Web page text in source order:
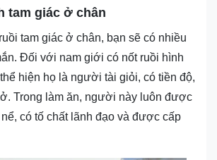
tam giác ở chân
tam giác ở chân, bạn sẽ có nhiều
Đối với nam giới có nốt ruồi hình
hiện họ là người tài giỏi, có tiền độ,
Trong làm ăn, người này luôn được
có tố chất lãnh đạo và được cấp